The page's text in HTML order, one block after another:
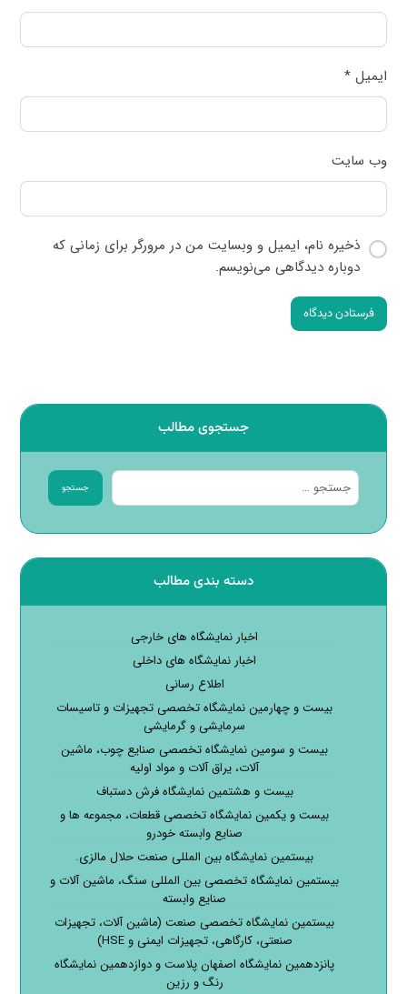
ایمیل*
وب‌ سایت
ذخیره نام، ایمیل و وبسایت من در مرورگر برای زمانی که
دوباره دیدگاهی می‌نویسم.
فرستادن دیدگاه
جستجوی مطالب
جستجو
دسته بندی مطالب
اخبار نمایشگاه های خارجی
اخبار نمایشگاه های داخلی
اطلاع رسانی
بیست و چهارمین نمایشگاه تخصصی تجهیزات و تاسیسات
سرمایشی و گرمایشی
بیست و سومین نمایشگاه تخصصی صنایع چوب، ماشین
آلات، یراق آلات و مواد اولیه
بیست و هشتمین نمایشگاه فرش دستباف
بیست و یکمین نمایشگاه تخصصی قطعات، مجموعه ها و
صنایع وابسته خودرو
بیستمین نمایشگاه بین المللی صنعت حلال مالزی.
بیستمین نمایشگاه تخصصی بین المللی سنگ، ماشین آلات و
صنایع وابسته
بیستمین نمایشگاه تخصصی صنعت (ماشین آلات، تجهیزات
صنعتی، کارگاهی، تجهیزات ایمنی و HSE)
پانزدهمین نمایشگاه اصفهان پلاست و دوازدهمین نمایشگاه
رنگ و رزین